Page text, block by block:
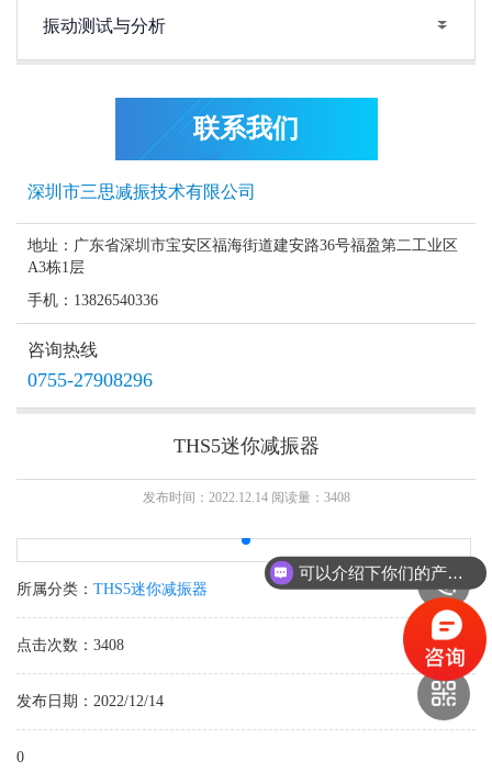
振动测试与分析
联系我们
深圳市三思减振技术有限公司
地址：广东省深圳市宝安区福海街道建安路36号福盈第二工业区
A3栋1层
手机：13826540336
咨询热线
0755-27908296
THS5迷你减振器
发布时间：2022.12.14 阅读量：3408
所属分类： THS5迷你减振器
点击次数：3408
发布日期：2022/12/14
0
可以介绍下你们的产品么？